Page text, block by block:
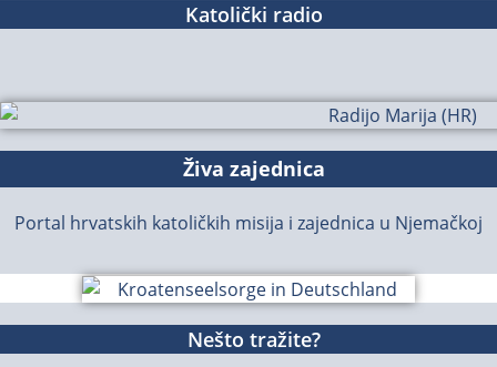
Katolički radio
Živa zajednica
Portal hrvatskih katoličkih misija i zajednica u Njemačkoj
Nešto tražite?